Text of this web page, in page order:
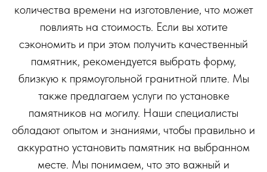
количества времени на изготовление, что может
повлиять на стоимость. Если вы хотите
сэкономить и при этом получить качественный
памятник, рекомендуется выбрать форму,
близкую к прямоугольной гранитной плите. Мы
также предлагаем услуги по установке
памятников на могилу. Наши специалисты
обладают опытом и знаниями, чтобы правильно и
аккуратно установить памятник на выбранном
месте. Мы понимаем, что это важный и